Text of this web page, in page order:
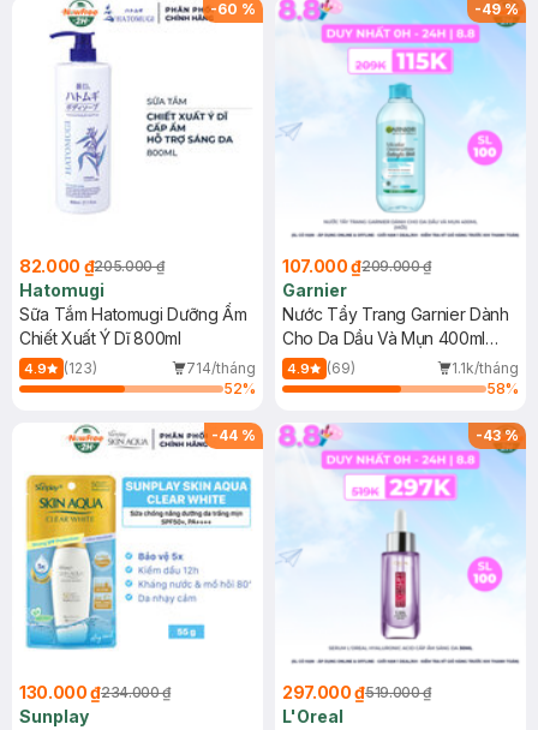
-60 %
82.000 ₫205.000 ₫
Hatomugi
Sữa Tắm Hatomugi Dưỡng Ẩm
Chiết Xuất Ý Dĩ 800ml
4.9 (123)
714/tháng
52%
-49%
107.000 ₫209.000 ₫
Garnier
Nước Tẩy Trang Garnier Dành
Cho Da Dầu Và Mụn 400ml
(Mới)
4.9 (69)
1.1k/tháng
58%
-44 %
130.000 ₫234.000 ₫
Sunplay
-43%
297.000 ₫519.000 ₫
L'Oreal